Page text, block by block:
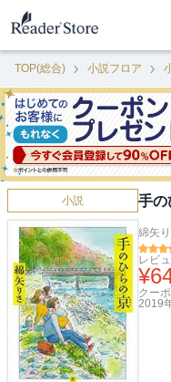
TOP(総合) 小説フロア
小説 手の
綿矢
レビ
¥
クー
2019